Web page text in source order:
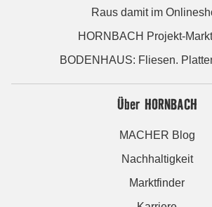
Raus damit im
HORNBACH Projekt-
BODENHAUS: Fliesen.
Über HORNBACH
MACHER Blog
Nachhaltigkeit
Marktfinder